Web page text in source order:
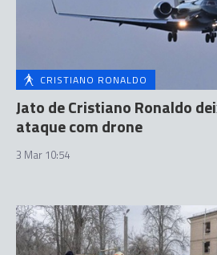
CRISTIANO RONALDO
Jato de Cristiano Ronaldo
ataque com drone
3 Mar 10:54